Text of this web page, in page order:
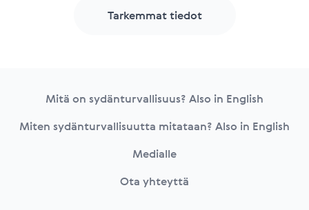
Tarkemmat tiedot
Mitä on sydänturvallisuus? Also in English
Miten sydänturvallisuutta mitataan? Also in English
Medialle
Ota yhteyttä